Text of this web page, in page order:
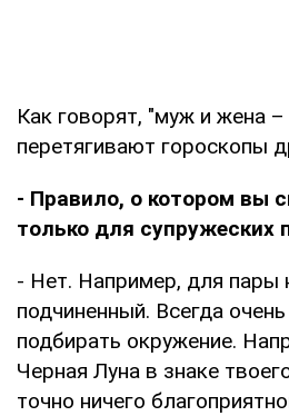
Как говорят, "муж и жена –
перетягивают гороскопы
- Правило, о котором вы
только для супружеских
- Нет. Например, для пары
подчиненный. Всегда
подбирать окружение.
Черная Луна в знаке
точно ничего